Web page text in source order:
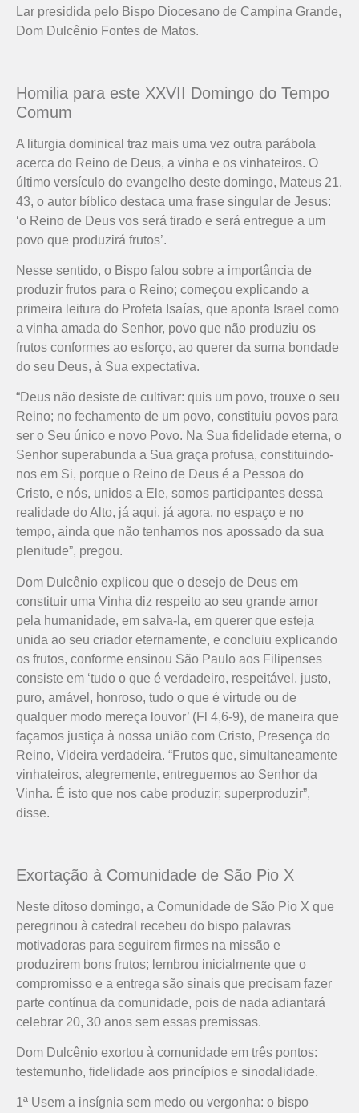
Lar presidida pelo Bispo Diocesano de Campina Grande,
Dom Dulcênio Fontes de Matos.
Homilia para este XXVII Domingo do Tempo
Comum
A liturgia dominical traz mais uma vez outra parábola
acerca do Reino de Deus, a vinha e os vinhateiros. O
último versículo do evangelho deste domingo, Mateus 21,
43, o autor bíblico destaca uma frase singular de Jesus:
‘o Reino de Deus vos será tirado e será entregue a um
povo que produzirá frutos’.
Nesse sentido, o Bispo falou sobre a importância de
produzir frutos para o Reino; começou explicando a
primeira leitura do Profeta Isaías, que aponta Israel como
a vinha amada do Senhor, povo que não produziu os
frutos conformes ao esforço, ao querer da suma bondade
do seu Deus, à Sua expectativa.
“Deus não desiste de cultivar: quis um povo, trouxe o seu
Reino; no fechamento de um povo, constituiu povos para
ser o Seu único e novo Povo. Na Sua fidelidade eterna, o
Senhor superabunda a Sua graça profusa, constituindo-
nos em Si, porque o Reino de Deus é a Pessoa do
Cristo, e nós, unidos a Ele, somos participantes dessa
realidade do Alto, já aqui, já agora, no espaço e no
tempo, ainda que não tenhamos nos apossado da sua
plenitude”, pregou.
Dom Dulcênio explicou que o desejo de Deus em
constituir uma Vinha diz respeito ao seu grande amor
pela humanidade, em salva-la, em querer que esteja
unida ao seu criador eternamente, e concluiu explicando
os frutos, conforme ensinou São Paulo aos Filipenses
consiste em ‘tudo o que é verdadeiro, respeitável, justo,
puro, amável, honroso, tudo o que é virtude ou de
qualquer modo mereça louvor’ (Fl 4,6-9), de maneira que
façamos justiça à nossa união com Cristo, Presença do
Reino, Videira verdadeira. “Frutos que, simultaneamente
vinhateiros, alegremente, entreguemos ao Senhor da
Vinha. É isto que nos cabe produzir; superproduzir”,
disse.
Exortação à Comunidade de São Pio X
Neste ditoso domingo, a Comunidade de São Pio X que
peregrinou à catedral recebeu do bispo palavras
motivadoras para seguirem firmes na missão e
produzirem bons frutos; lembrou inicialmente que o
compromisso e a entrega são sinais que precisam fazer
parte contínua da comunidade, pois de nada adiantará
celebrar 20, 30 anos sem essas premissas.
Dom Dulcênio exortou à comunidade em três pontos:
testemunho, fidelidade aos princípios e sinodalidade.
1ª Usem a insígnia sem medo ou vergonha: o bispo